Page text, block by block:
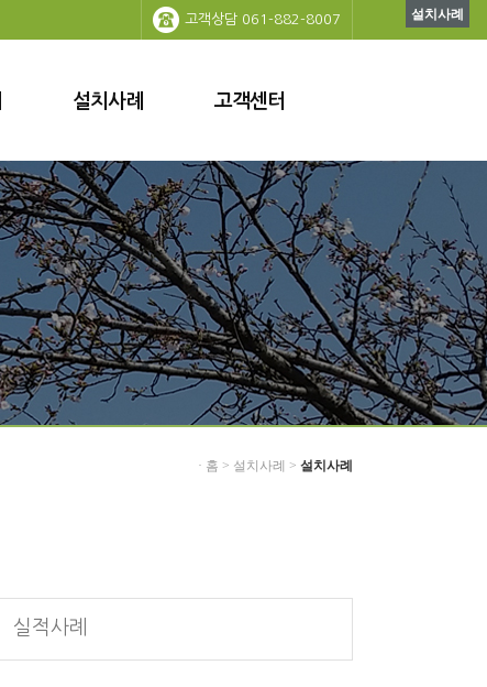
고객상담 061-882-8007
설치사례 고객센터
· 홈 > 설치사례 > 설치사례
실적사례
설치사례